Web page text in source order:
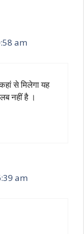
am
से मिलेगा यह
नहीं है ।
am